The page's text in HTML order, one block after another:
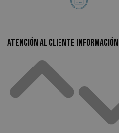
Atención al cliente Información